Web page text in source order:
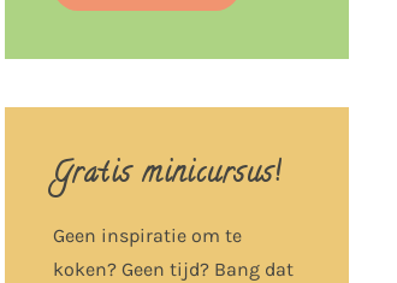
Gratis minicursus!
Geen inspiratie om te
koken? Geen tijd? Bang dat